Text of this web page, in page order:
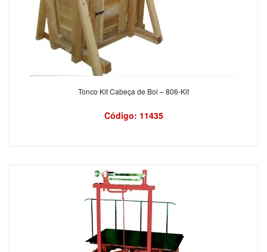
Tonco Kit Cabeça de Boi – 806-Kit
Código: 11435